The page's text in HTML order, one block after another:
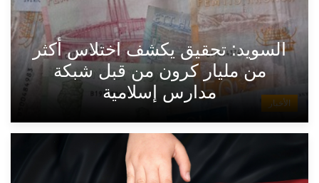
الأخبار
السويد: تحقيق يكشف اختلاس أكثر
من مليار كرون من قبل شبكة
مدارس إسلامية